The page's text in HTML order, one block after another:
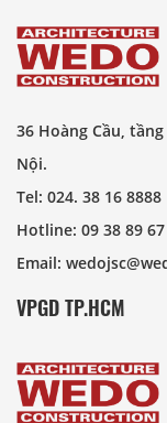
36 Hoàng Cầu,
Nội.
Tel: 024. 38 16 8888
Hotline: 09 38 89
Email:
VPGD TP.HCM